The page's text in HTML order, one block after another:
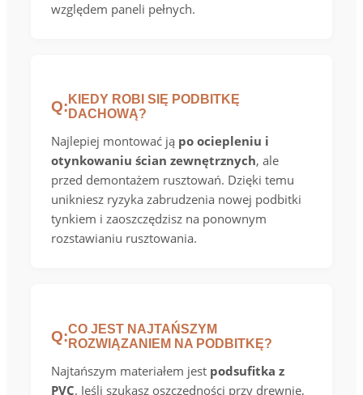
względem paneli pełnych.
Q: KIEDY ROBI SIĘ PODBITKĘ
DACHOWĄ?
Najlepiej montować ją po ociepleniu i
otynkowaniu ścian zewnętrznych, ale
przed demontażem rusztowań. Dzięki temu
unikniesz ryzyka zabrudzenia nowej podbitki
tynkiem i zaoszczędzisz na ponownym
rozstawianiu rusztowania.
Q:CO JEST NAJTAŃSZYM
ROZWIĄZANIEM NA PODBITKĘ?
Najtańszym materiałem jest podsufitka z
PVC. Jeśli szukasz oszczędności przy drewnie,